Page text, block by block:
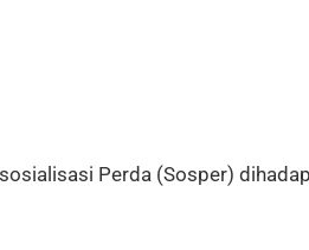
Perda (Sosper)